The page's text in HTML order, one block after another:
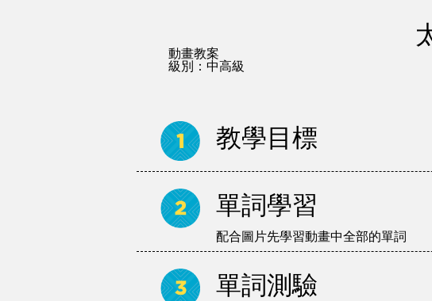
動畫教案
級別：中高級
教學目標
單詞學習
配合圖片先學習動畫中全部的單詞
單詞測驗